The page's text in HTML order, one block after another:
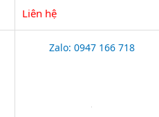
Liên hệ
Zalo: 0947 166 718